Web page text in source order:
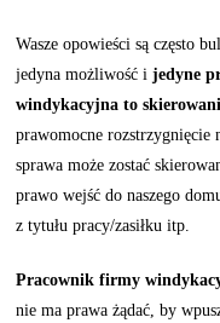
Wasze opowieści są często
jedyna możliwość ijedyne
windykacyjna to
prawomocne
sprawa może zostać
prawo wejść do naszego
z tytułu pracy/zasiłku itp.
Pracownik firmy
nie ma prawa żądać, by